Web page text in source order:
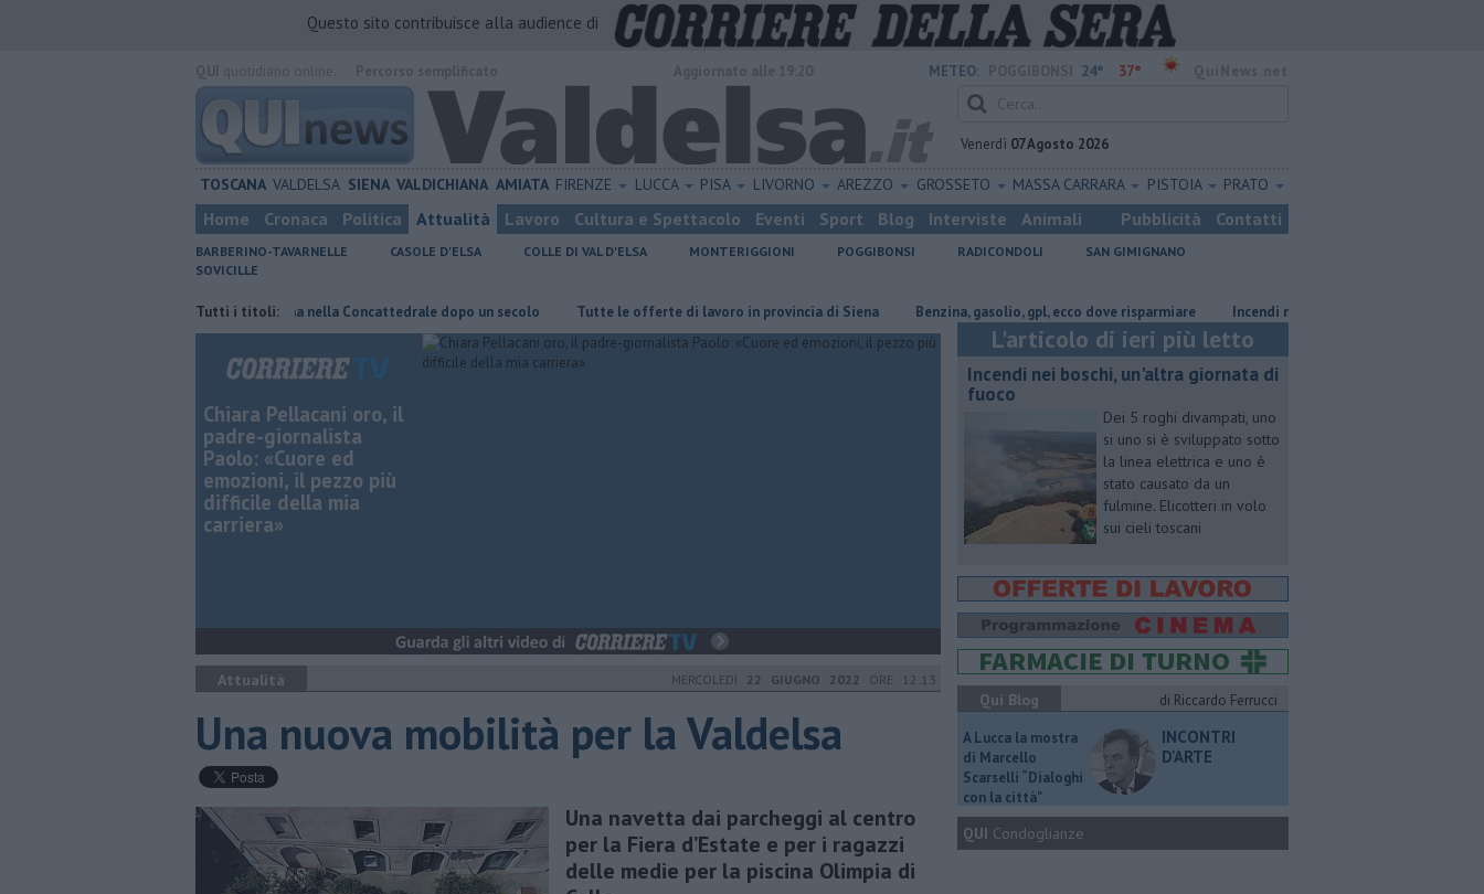
Questo sito contribuisce alla audience di
METEO: 24° 37°
Venerdì 07 Agosto 2026
TOSCANA VALDELSA SIENA VALDICHIANA AMIATA FIRENZE LUCCA PISA LIVORNO AREZZO GROSSETO MASSA CARRARA PISTOIA PRATO
Home Cronaca Politica Attualità Lavoro Cultura e Spettacolo Eventi Sport Blog Interviste Animali Pubblicità Contatti
BARBERINO-TAVARNELLE CASOLE D'ELSA COLLE DI VAL D'ELSA MONTERIGGIONI POGGIBONSI RADICONDOLI
SAN GIMIGNANO
SOVICILLE
Tutti i titoli:
Pagina miniata torna nella Concattedrale dopo un secolo ​Tutte le offerte di lavoro in provincia di Siena ​Benzina, gasolio, gpl, ecco dove risparmiare Incendi nei boschi, un'altra giornata di fuoco
Chiara Pellacani oro, il
padre-giornalista
Paolo: «Cuore ed
emozioni, il pezzo più
difficile della mia
carriera»
Attualità MERCOLEDÌ 22 GIUGNO 2022 ORE 12:13
Una nuova mobilità per la Valdelsa
Una navetta dai parcheggi al centro
per la Fiera d’Estate e per i ragazzi
delle medie per la piscina Olimpia di
L'articolo di ieri più letto
Incendi nei boschi, un'altra giornata di
fuoco
Dei 5 roghi divampati, uno
si uno si è sviluppato sotto
la linea elettrica e uno è
stato causato da un
fulmine. Elicotteri in volo
sui cieli toscani
Qui Blog
di Riccardo Ferrucci
A Lucca la mostra
di Marcello
Scarselli “Dialoghi
con la città"
INCONTRI
D'ARTE
QUI Condoglianze